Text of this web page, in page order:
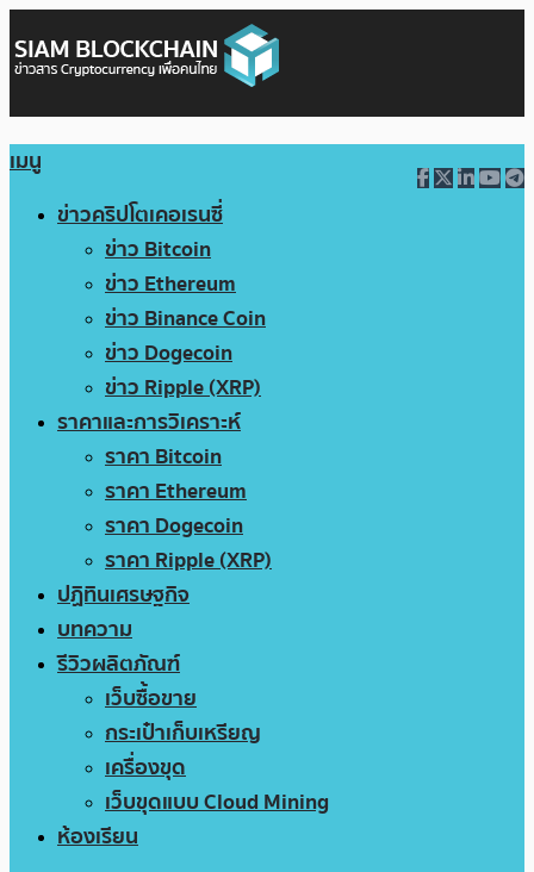
เมนู
ข่าวคริปโตเคอเรนซี่
ข่าว Bitcoin
ข่าว Ethereum
ข่าว Binance Coin
ข่าว Dogecoin
ข่าว Ripple (XRP)
ราคาและการวิเคราะห์
ราคา Bitcoin
ราคา Ethereum
ราคา Dogecoin
ราคา Ripple (XRP)
ปฏิทินเศรษฐกิจ
บทความ
รีวิวผลิตภัณฑ์
เว็บซื้อขาย
กระเป๋าเก็บเหรียญ
เครื่องขุด
เว็บขุดแบบ Cloud Mining
ห้องเรียน